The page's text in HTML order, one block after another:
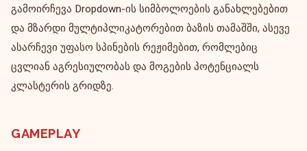
გამოირჩევა Dropdown-ის სიმბოლოების განახლებებით
და მზარდი მულტიპლიკატორებით ბაზის თამაშში, ასევე
ასარჩევი უფასო სპინების რეჟიმებით, რომლებიც
ცვლიან აგრესიულობას და მოგების პოტენციალს
კლასტერის გრიდზე.
GAMEPLAY